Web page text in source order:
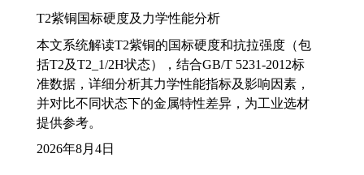
T2紫铜国标硬度及力学性能分析
本文系统解读T2紫铜的国标硬度和抗拉强度（包
括T2及T2_1/2H状态），结合GB/T 5231-2012标
准数据，详细分析其力学性能指标及影响因素，
并对比不同状态下的金属特性差异，为工业选材
提供参考。
2026年8月4日